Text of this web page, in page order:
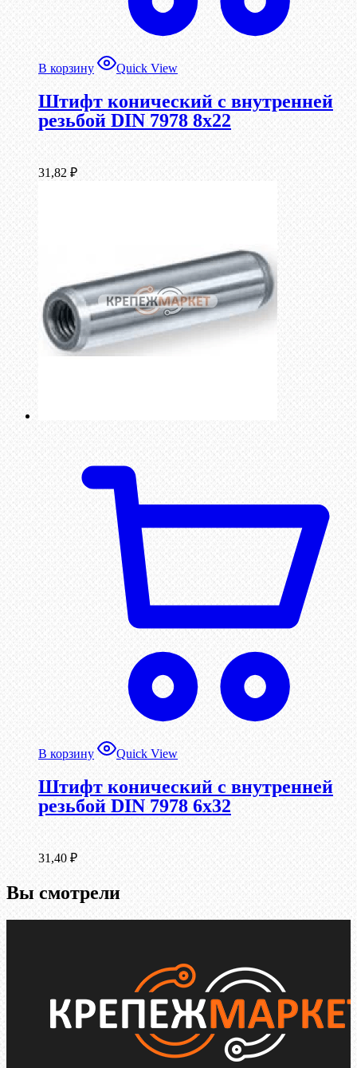
В корзину Quick View
Штифт конический с внутренней
резьбой DIN 7978 8х22
31,82 ₽
В корзину Quick View
Штифт конический с внутренней
резьбой DIN 7978 6х32
31,40 ₽
Вы смотрели